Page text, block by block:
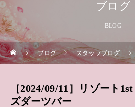
ブログ
BLOG
ブログ スタッフブログ
［2024/09/11］リゾート
ズダーツバー